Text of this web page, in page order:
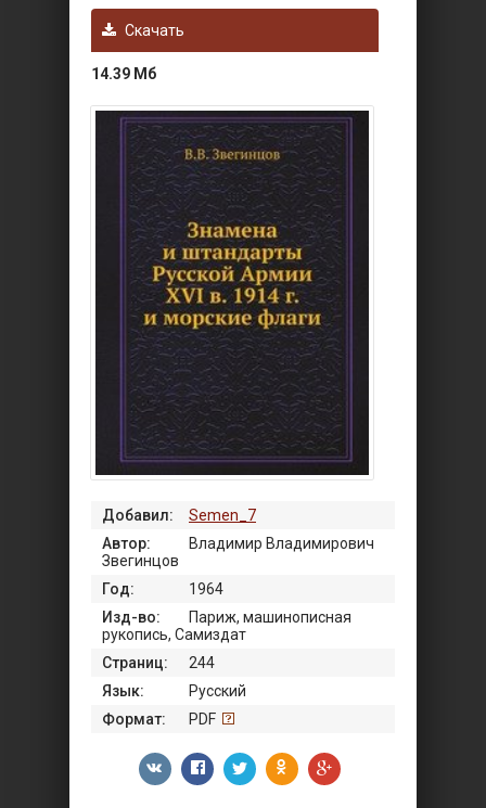
Скачать
14.39 Мб
Добавил:
Semen_7
Автор:
Владимир Владимирович
Звегинцов
Год:
1964
Изд-во:
Париж, машинописная
рукопись, Самиздат
Страниц:
244
Язык:
Русский
Формат:
PDF